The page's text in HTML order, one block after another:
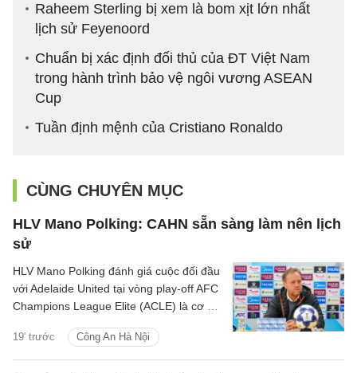
Raheem Sterling bị xem là bom xịt lớn nhất
lịch sử Feyenoord
Chuẩn bị xác định đối thủ của ĐT Việt Nam
trong hành trình bảo vệ ngôi vương ASEAN
Cup
Tuần định mệnh của Cristiano Ronaldo
CÙNG CHUYÊN MỤC
HLV Mano Polking: CAHN sẵn sàng làm nên lịch
sử
19' trước Công An Hà Nội
HLV Mano Polking đánh giá cuộc đối đầu
với Adelaide United tại vòng play-off AFC
Champions League Elite (ACLE) là cơ hội
sân chơi châu lục.